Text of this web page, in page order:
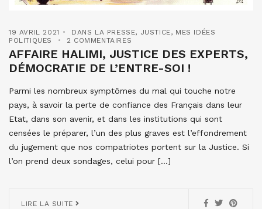
19 AVRIL 2021 DANS LA PRESSE, JUSTICE, MES IDÉES
POLITIQUES
2 COMMENTAIRES
AFFAIRE HALIMI, JUSTICE DES EXPERTS,
DÉMOCRATIE DE L’ENTRE-SOI !
Parmi les nombreux symptômes du mal qui touche notre
pays, à savoir la perte de confiance des Français dans leur
Etat, dans son avenir, et dans les institutions qui sont
censées le préparer, l’un des plus graves est l’effondrement
du jugement que nos compatriotes portent sur la Justice. Si
l’on prend deux sondages, celui pour […]
LIRE LA SUITE